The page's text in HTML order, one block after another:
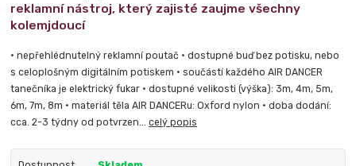
reklamní nástroj, který zajisté zaujme všechny
kolemjdoucí
• nepřehlédnutelný reklamní poutač • dostupné buď bez potisku, nebo
s celoplošným digitálním potiskem • součástí každého AIR DANCER
tanečníka je elektrický fukar • dostupné velikosti (výška): 3m, 4m, 5m,
6m, 7m, 8m • materiál těla AIR DANCERu: Oxford nylon • doba dodání:
cca. 2-3 týdny od potvrzen...celý popis